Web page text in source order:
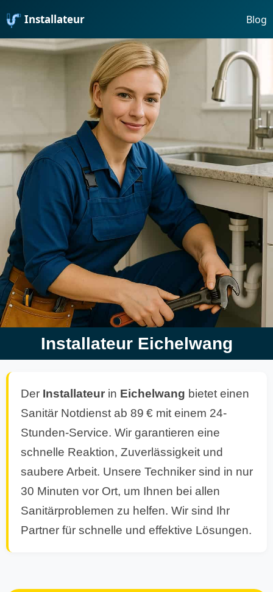
Installateur Blog
Installateur Eichelwang
Der Installateur in Eichelwang bietet einen
Sanitär Notdienst ab 89 € mit einem 24-
Stunden-Service. Wir garantieren eine
schnelle Reaktion, Zuverlässigkeit und
saubere Arbeit. Unsere Techniker sind in nur
30 Minuten vor Ort, um Ihnen bei allen
Sanitärproblemen zu helfen. Wir sind Ihr
Partner für schnelle und effektive Lösungen.